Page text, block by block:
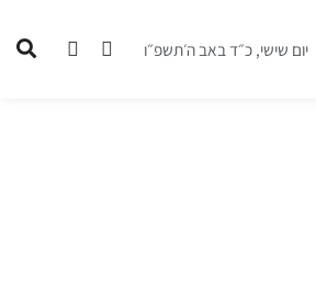
יום שישי, כ״ד באב ה׳תשפ״ו